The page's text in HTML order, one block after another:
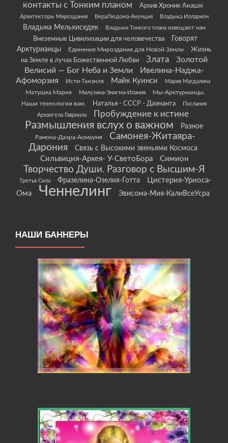
контакты с Тонким планом
Архив Хроник Акаши
Архитекторы Мироздания ВераЛюдома-Анунция Владыка Илларион
Владыка Мельхиседек Владыки Тонкого плана извещают нам
Внеземные Цивилизации для человечества
Говорят
Арктурианцы
Единение Мироздания для Новой Земли
Жизнь
на Земле в лучах Божественной Любви
Злата
Золотой
Велисий — Бог Неба и Земли
Ивелина-Наджа-
Афоморзия
Исти-Танзиля Майк Куинси Мария Магдалина
Матушка Мария Милузина-Энигма-Илания
Мы-Арктурианцы.
Наши технологии вам.
Наталья - СССР - Даэманта
Послания
Архангела Гавриила
Пробуждение к истине
Размышления вслух о важном Разное
Рамона-Даэра-Аомаумя
Самонея-Житаяра-
Дарония
Связь с Высокими звеньями Космоса
Сильвиция-Архея- У-СветоБора Симион
Творчество Души. Разговор с Высшим-Я
Третья Сила Фразелина-Озелия-Готта
Цистерия-Уриоса-
Ома
Ченнелинг Эвисома-Мия-КалиВсеУсра
НАШИ БАННЕРЫ